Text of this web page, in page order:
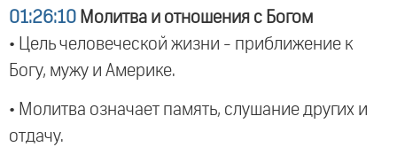
01:26:10 Молитва и отношения с Богом
• Цель человеческой жизни - приближение к
Богу, мужу и Америке.
• Молитва означает память, слушание других и
отдачу.